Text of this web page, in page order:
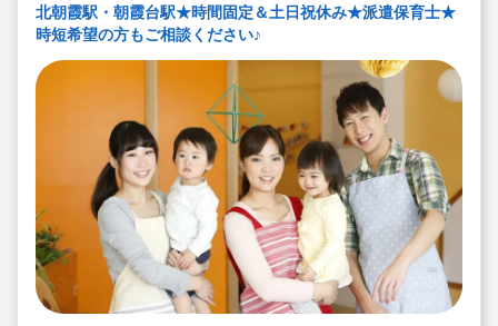
北朝霞駅・朝霞台駅★時間固定＆土日祝休み★派遣保育士★
時短希望の方もご相談ください♪